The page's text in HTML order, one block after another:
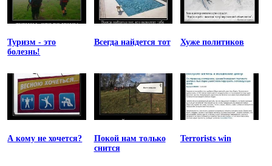
Туризм - это
болезнь!
Всегда найдется тот Хуже политиков
А кому не хочется?
Покой нам только
снится
Terrorists win